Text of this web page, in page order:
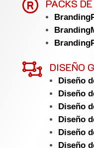
 PACKS
 DISEÑO
Diseño
Diseño
Diseño
Diseño
Diseño
Diseño